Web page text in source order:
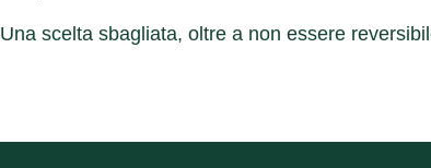
Una scelta sbagliata, oltre a non essere